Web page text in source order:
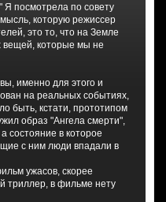
посмотрела по совету
которую режиссер
это то, что на Земле
вещей, которые мы не
именно для этого и
на реальных событиях,
быть, кстати, прототипом
образ "Ангела смерти",
состояние в которое
с ним люди впадали в
ужасов, скорее
триллер, в фильме нету